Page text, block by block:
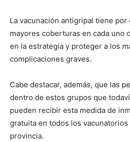
La vacunación antigripal tiene
mayores coberturas en cada uno
en la estrategia y proteger a los
complicaciones graves.
Cabe destacar, además, que las
dentro de estos grupos que
pueden recibir esta medida de
gratuita en todos los
provincia.